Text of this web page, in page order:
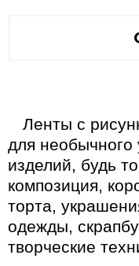
Ленты с
для
изделий, будь
композиция,
торта,
одежды,
творческие